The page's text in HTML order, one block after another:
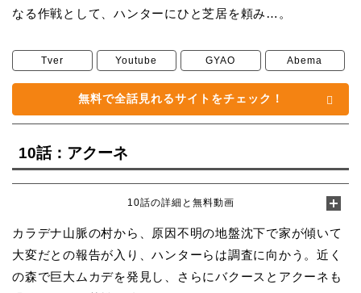
なる作戦として、ハンターにひと芝居を頼み…。
Tver Youtube GYAO Abema
無料で全話見れるサイトをチェック！
10話：アクーネ
10話の詳細と無料動画
カラデナ山脈の村から、原因不明の地盤沈下で家が傾いて
大変だとの報告が入り、ハンターらは調査に向かう。近く
の森で巨大ムカデを発見し、さらにバクースとアクーネも